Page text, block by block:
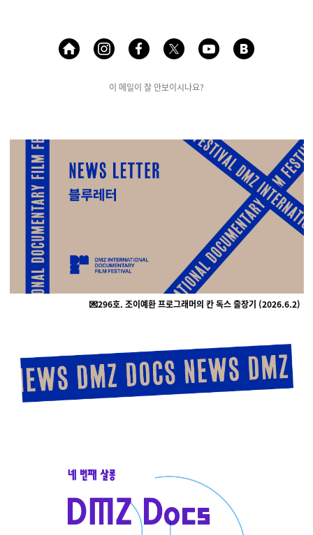
이 메일이 잘 안보이시나요?
💌296호. 조이예환 프로그래머의 칸 독스 출장기 (2026.6.2)